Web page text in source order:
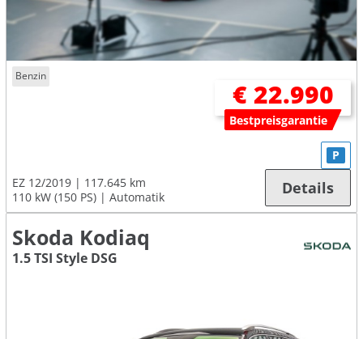
Benzin
€ 22.990
Bestpreisgarantie
EZ 12/2019
117.645 km
110 kW (150 PS)
Automatik
P
Details
Skoda Kodiaq
1.5 TSI Style DSG